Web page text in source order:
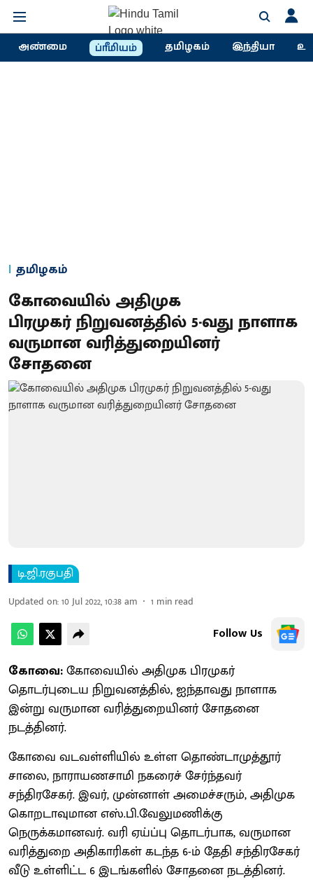
அண்மை ப்ரீமியம் தமிழகம் இந்தியா
தமிழகம்
கோவையில் அதிமுக
பிரமுகர் நிறுவனத்தில் 5-வது நாளாக
வருமான வரித்துறையினர்
சோதனை
டி.ஜி.ரகுபதி
Updated on:10 Jul 2022, 10:38 am 1 min read
Follow Us
கோவை:கோவையில் அதிமுக பிரமுகர்
தொடர்புடைய நிறுவனத்தில், ஐந்தாவது நாளாக
இன்று வருமான வரித்துறையினர் சோதனை
நடத்தினர்.
கோவை வடவள்ளியில் உள்ள தொண்டாமுத்தூர்
சாலை, நாராயணசாமி நகரைச் சேர்ந்தவர்
சந்திரசேகர். இவர், முன்னாள் அமைச்சரும், அதிமுக
கொறடாவுமான எஸ்.பி.வேலுமணிக்கு
நெருக்கமானவர். வரி ஏய்ப்பு தொடர்பாக, வருமான
வரித்துறை அதிகாரிகள் கடந்த 6-ம் தேதி சந்திரசேகர்
வீடு உள்ளிட்ட 6 இடங்களில் சோதனை நடத்தினர்.